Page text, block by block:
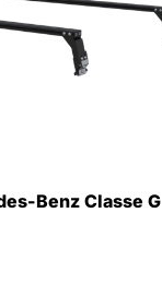
Benz Classe G